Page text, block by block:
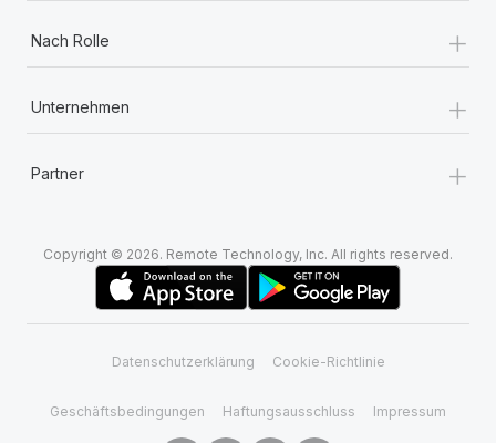
Nach Rolle +
Unternehmen +
Partner +
Copyright © 2026. Remote Technology, Inc. All rights reserved.
Datenschutzerklärung Cookie-Richtlinie
Geschäftsbedingungen Haftungsausschluss Impressum